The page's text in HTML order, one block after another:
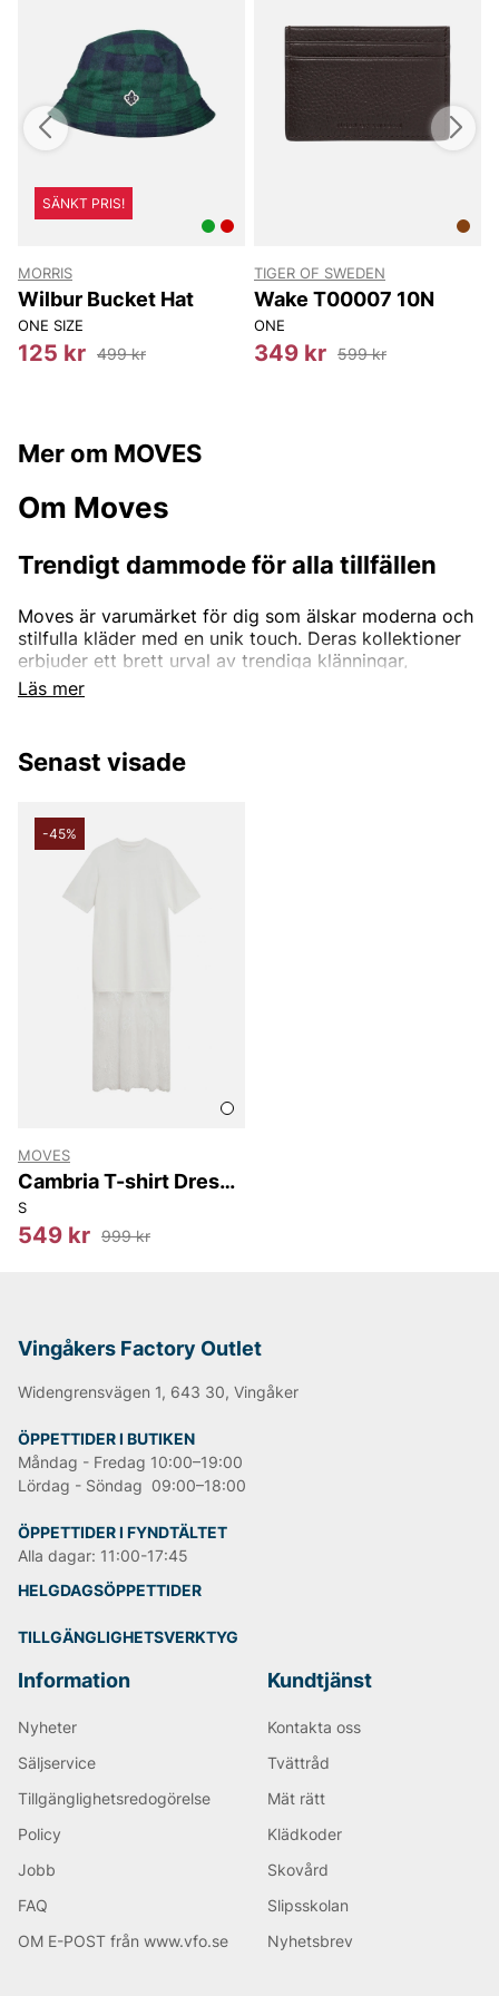
SÄNKT PRIS!
MORRIS
Wilbur Bucket Hat
ONE SIZE
125 kr 499 kr
TIGER OF SWEDEN
Wake T00007 10N
ONE
349 kr 599 kr
Mer om MOVES
Läs mer
Om Moves
Trendigt dammode för alla tillfällen
Moves är varumärket för dig som älskar moderna och
stilfulla kläder med en unik touch. Deras kollektioner
erbjuder ett brett urval av trendiga klänningar,
eleganta toppar och bekväma byxor som passar både
vardag och fest. Moves kombinerar hög kvalitet med
gör det enkelt att skapa en personlig och uppdaterad
stil.
Senast visade
-45%
MOVES
Cambria T-shirt Dress
4749
S
549 kr 999 kr
Vingåkers Factory Outlet
Widengrensvägen 1, 643 30, Vingåker
ÖPPETTIDER I BUTIKEN
Måndag - Fredag 10:00–19:00
Lördag - Söndag 09:00–18:00
ÖPPETTIDER I FYNDTÄLTET
Alla dagar: 11:00-17:45
HELGDAGSÖPPETTIDER
TILLGÄNGLIGHETSVERKTYG
Information
Nyheter
Säljservice
Tillgänglighetsredogörelse
Policy
Jobb
FAQ
OM E-POST från www.vfo.se
Kundtjänst
Kontakta oss
Tvättråd
Mät rätt
Klädkoder
Skovård
Slipsskolan
Nyhetsbrev